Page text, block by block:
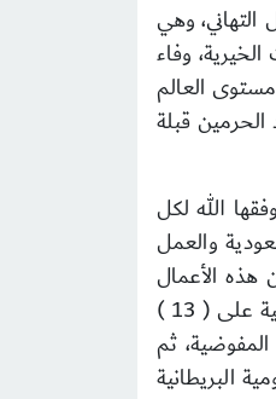
وهي
وفاء
العالم
قبلة
الله لكل
والعمل
هذه الأعمال
تذهب إلى غير مستحقيها ؟ وهل هناك دليل واحد على هذا؟ ))، وعلى صعيد آخر لانتصار الحقيقة كنموذج واحد فقط، فقد كانت الدعاوى الأمريكية على ( 13 )
ثم
البريطانية